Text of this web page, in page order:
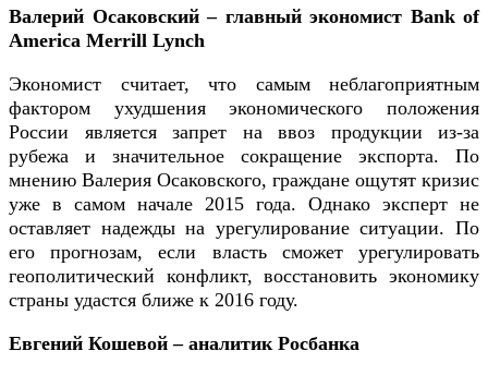
Валерий Осаковский – главный экономист Bank of
America Merrill Lynch
Экономист считает, что самым неблагоприятным
фактором ухудшения экономического положения
России является запрет на ввоз продукции из-за
рубежа и значительное сокращение экспорта. По
мнению Валерия Осаковского, граждане ощутят кризис
уже в самом начале 2015 года. Однако эксперт не
оставляет надежды на урегулирование ситуации. По
его прогнозам, если власть сможет урегулировать
геополитический конфликт, восстановить экономику
страны удастся ближе к 2016 году.
Евгений Кошевой – аналитик Росбанка